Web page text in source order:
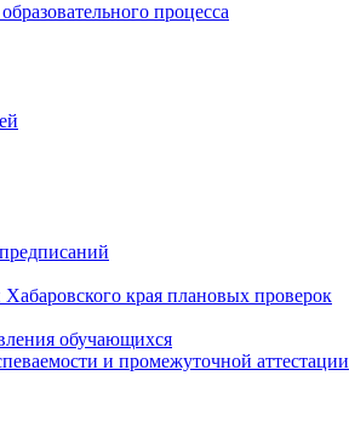
процесса
края плановых проверок
обучающихся
и промежуточной аттестации